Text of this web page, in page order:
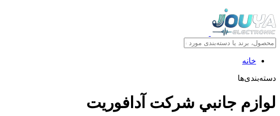
خانه
دسته‌بندی‌ها
لوازم جانبي شرکت آدافوريت